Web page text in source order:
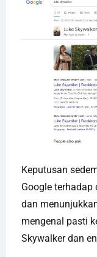
Keputusan
Google terhadap
dan
mengenal pasti
Skywalker dan